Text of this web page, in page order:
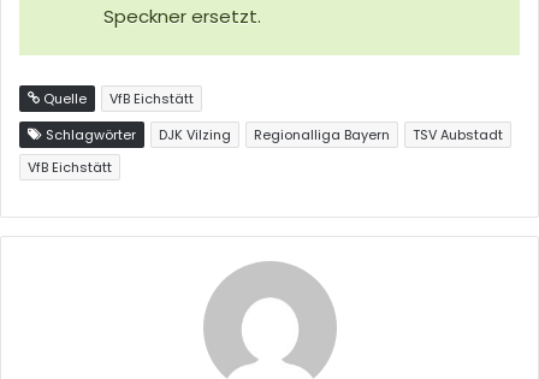
Speckner ersetzt.
Quelle
VfB Eichstätt
Schlagwörter
DJK Vilzing Regionalliga Bayern
TSV Aubstadt
VfB Eichstätt